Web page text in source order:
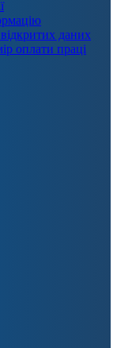
даних
оплати праці